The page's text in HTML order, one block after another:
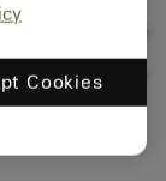
Gauge
Cookies